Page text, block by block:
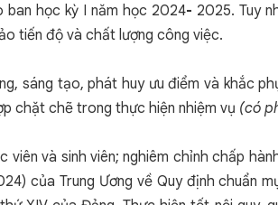
học kỳ I năm học 2024- 2025. Tuy
tiến độ và chất lượng công việc.
sáng tạo, phát huy ưu điểm và khắc
chặt chẽ trong thực hiện nhiệm vụ (có
và sinh viên; nghiêm chỉnh chấp
của Trung Ương về Quy định chuẩn